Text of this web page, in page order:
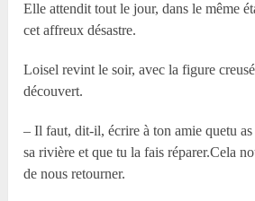
Elle attendit tout le jour, dans le même
cet affreux désastre.
Loisel revint le soir, avec la figure
découvert.
– Il faut, dit-il, écrire à ton amie quetu
sa rivière et que tu la fais réparer.Cela
de nous retourner.